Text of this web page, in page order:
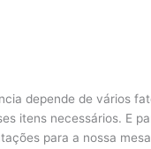
depende de vários
itens necessários. E
para a nossa